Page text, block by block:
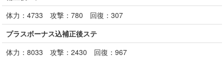
体力： 4733 攻撃： 780 回復： 307
プラスボーナス込補正後ステ
体力： 8033 攻撃： 2430 回復： 967